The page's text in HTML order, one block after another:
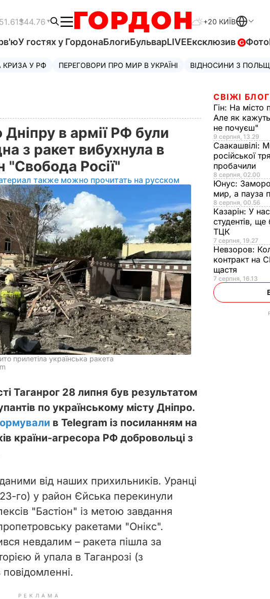
$44.76 +20 КИЇВ
У гостях у ГордонаБлогиБульварLIVEЕксклюзив Фото
КРИЗА У РФ ПЕРЕГОВОРИ ПРО МИР В УКРАЇНІ ВІДНОСИНИ З
в армії РФ були
з ракет вибухнула в
"Свобода Росії"
также можно прочитать на русском
прилетіла українська ракета
Таганрог 28 липня був результатом
по українському місту Дніпро.
в Telegram із посиланням на
країни-агресора РФ добровольці з
від наших прихильників. Уранці
го) у район Єйська перекинули
"Бастіон" із метою завдання
ракетами "Онікс".
невдалим – ракета пішла за
й упала в Таганрозі (з
РЕКЛАМА
СВІЖІ
Гін: На місто
Але як
не почуєш"
9 серпня, 13.29
Саакашвілі:
російської
пробачили
8 серпня, 02.00
Юнус:
мир, а пауза
8 серпня, 00.56
Казарін: У
студентів, ще
ТЦК
7 серпня, 19.27
Невзоров:
контракт на
щастя
7 серпня, 16.13